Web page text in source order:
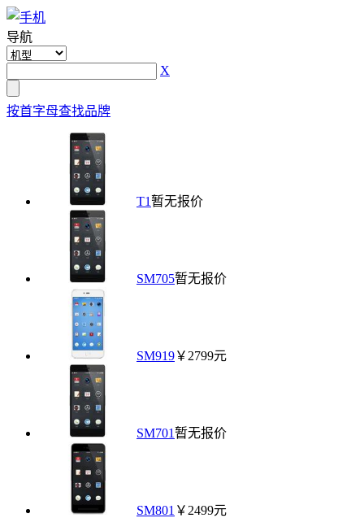
导航
X
按首字母查找品牌
T1 暂无报价
SM705暂无报价
SM919￥2799元
SM701 暂无报价
SM801 ￥2499元